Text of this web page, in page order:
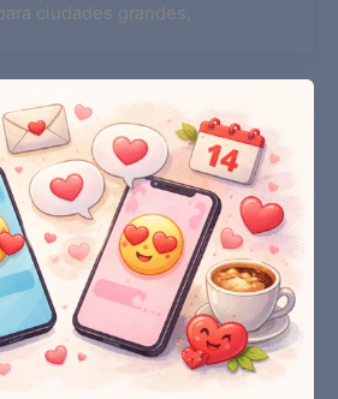
ciudades grandes,